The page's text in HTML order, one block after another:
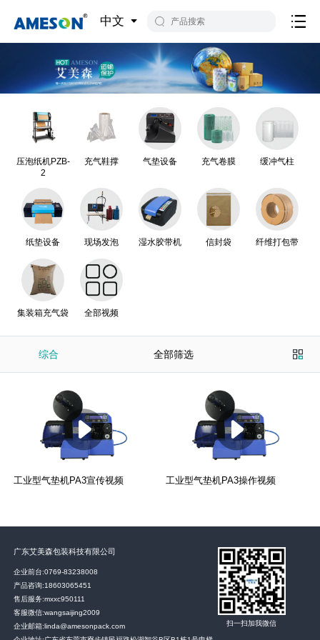
中文
压泡纸机PZB-
2
充气鞋撑 气垫设备 充气卷膜 缓冲气柱
纸垫设备 现场发泡 湿水胶带机 信封袋 纤维打包带
集装箱充气袋 全部视频
综合 全部筛选
工业型气垫机PA3宣传视频 工业型气垫机PA3操作视频
广东艾美森包装科技有限公司
企业前台:0769-83238008
产品咨询:18603065451
售后服务:mxxc950111
客服微信:wangsaijing2009
企业邮箱:linda@amesonpack.com
扫一扫加我微信